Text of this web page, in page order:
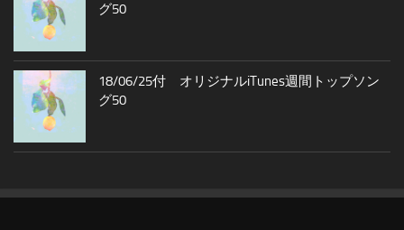
グ50
18/06/25付 オリジナルiTunes週間トップソン
グ50